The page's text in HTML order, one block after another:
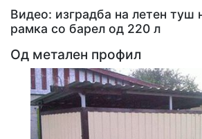
Видео: изградба на летен туш
рамка со барел од 220 л
Од метален профил